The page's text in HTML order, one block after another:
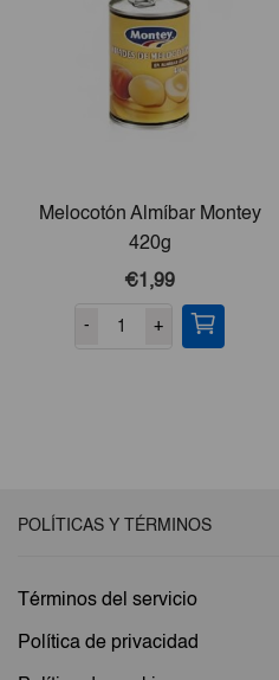
Melocotón Almíbar Montey
420g
€1,99
- +
POLÍTICAS Y TÉRMINOS
Términos del servicio
Política de privacidad